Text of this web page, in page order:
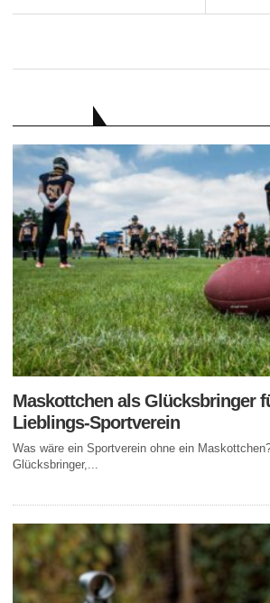
Maskottchen als Glücksbringer
Lieblings-Sportverein
Was wäre ein Sportverein ohne ein
Glücksbringer,...